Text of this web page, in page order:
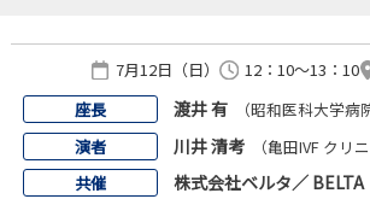
7月12日（日） 12：10～13：10
座長
渡井 有
（昭和医科大学病
演者
川井 清考
（亀田IVF クリ
共催
株式会社ベルタ／ BELTA